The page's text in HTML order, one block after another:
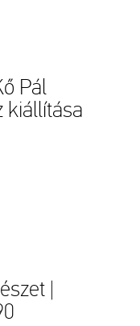
Pál
kiállítása
|